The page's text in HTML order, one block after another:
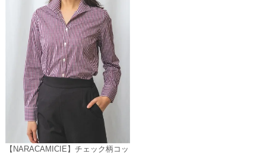
【NARACAMICIE】チェック柄コッ